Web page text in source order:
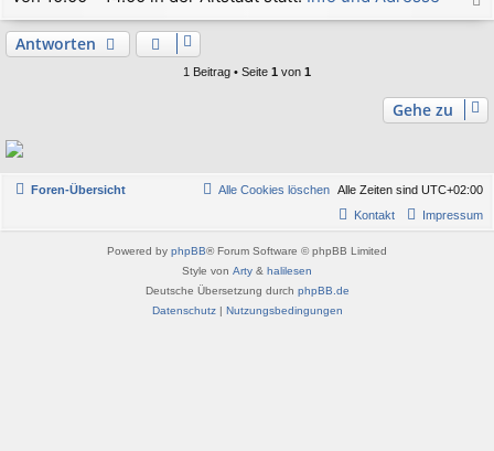
a
g
a
b
e
Antworten
1 Beitrag • Seite 1 von 1
Gehe zu
Foren-Übersicht Alle Zeiten sind UTC+02:00
Alle Cookies löschen
Impressum
Kontakt
Powered by phpBB® Forum Software © phpBB Limited
Style von Arty & halilesen
Deutsche Übersetzung durch phpBB.de
Datenschutz| Nutzungsbedingungen